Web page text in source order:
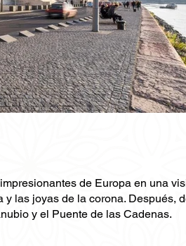
de Europa en una
las joyas de la corona.
y el Puente de las Cadenas.